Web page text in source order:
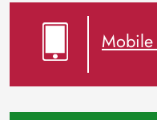
Mobile